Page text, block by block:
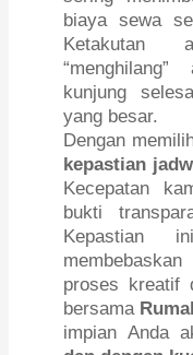
biaya sewa
Ketakutan
kunjung
yang besar.
Dengan
kepastian
Kecepatan
bukti
Kepastian
proses kreatif
bersama
impian Anda